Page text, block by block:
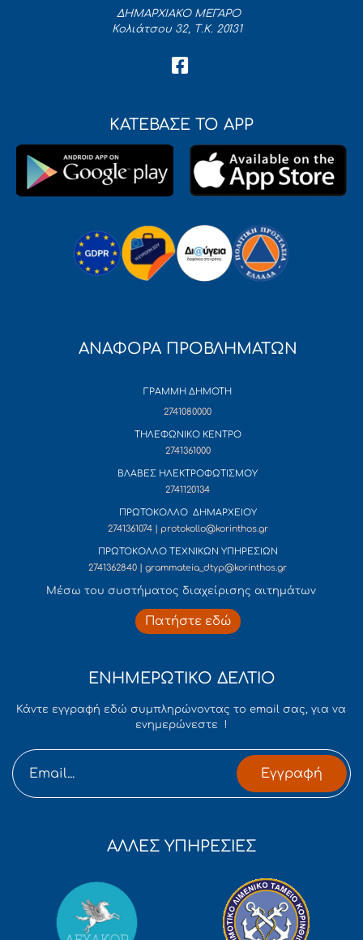
ΔΗΜΑΡΧΙΑΚΟ ΜΕΓΑΡΟ
Κολιάτσου 32, Τ.Κ. 20131
ΚΑΤΕΒΑΣΕ ΤΟ APP
ΑΝΑΦΟΡΑ ΠΡΟΒΛΗΜΑΤΩΝ
ΓΡΑΜΜΗ ΔΗΜΟΤΗ
2741080000
ΤΗΛΕΦΩΝΙΚΟ ΚΕΝΤΡΟ
2741361000
ΒΛΑΒΕΣ ΗΛΕΚΤΡΟΦΩΤΙΣΜΟΥ
2741120134
ΠΡΩΤΟΚΟΛΛΟ ΔΗΜΑΡΧΕΙΟΥ
2741361074 | protokollo@korinthos.gr
ΠΡΩΤΟΚΟΛΛΟ ΤΕΧΝΙΚΩΝ ΥΠΗΡΕΣΙΩΝ
2741362840 | grammateia_dtyp@korinthos.gr
Mέσω του συστήματος διαχείρισης αιτημάτων
Πατήστε εδώ
ΕΝΗΜΕΡΩΤΙΚΟ ΔΕΛΤΙΟ
Κάντε εγγραφή εδώ συμπληρώνοντας το email σας, για να
ενημερώνεστε !
Εγγραφή
ΑΛΛΕΣ ΥΠΗΡΕΣΙΕΣ